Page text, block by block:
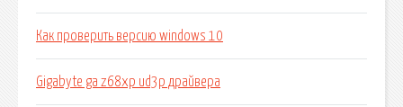
Как проверить версию windows 10
Gigabyte ga z68xp ud3p драйвера